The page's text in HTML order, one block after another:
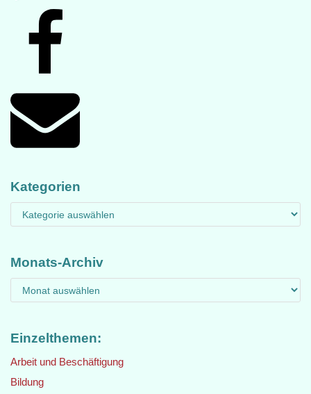
Kategorien
Monats-Archiv
Einzelthemen:
Arbeit und Beschäftigung
Bildung